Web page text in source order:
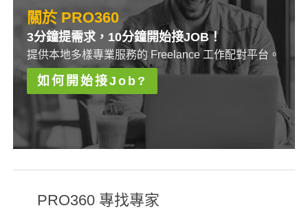
關於 PRO360
3分鐘提需求，10分鐘開始接JOB！
提供本地多樣專業服務的 Freelance 工作配對平台。
如何開始接Job?
PRO360 專找專家